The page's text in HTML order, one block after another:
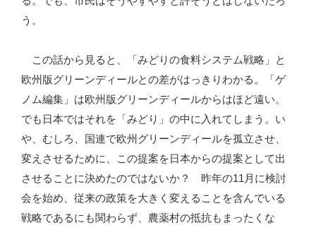
う。
この話から見ると、「みどりの食料システム戦略」と
欧州版グリーンディールとの差がはっきりわかる。「ゲ
ノム編集」は欧州版グリーンディールからはほど遠い。
でも日本ではそれを「みどり」の中に入れてしまう。い
や、むしろ、国連で欧州グリーンディールを孤立させ、
変えさせるために、この提案を日本からの提案として出
させることに決めたのではないか？ 昨年の11月に検討
会を始め、従来の政策を大きく変えることを含んでいる
戦略であるにも関わらず、農薬村の抵抗もまったくな